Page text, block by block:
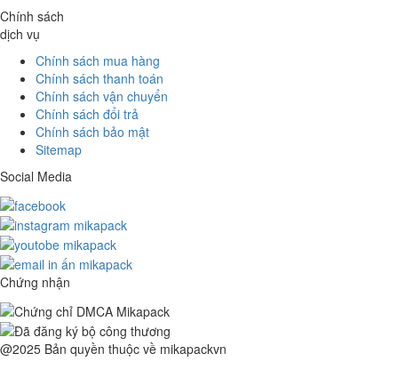
Chính sách
dịch vụ
Chính sách mua hàng
Chính sách thanh toán
Chính sách vận chuyển
Chính sách đổi trả
Chính sách bảo mật
Sitemap
Social Media
Chứng nhận
@2025 Bản quyền thuộc về mikapackvn